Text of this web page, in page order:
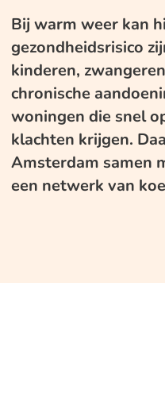
Bij warm weer kan
gezondheidsrisico
kinderen,
chronische
woningen die snel
klachten krijgen.
Amsterdam samen
een netwerk van